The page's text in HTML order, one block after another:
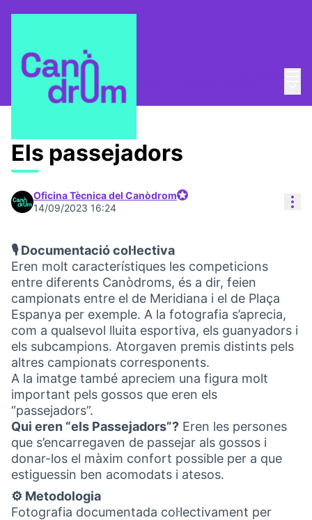
Taula de Memòries / 📸 Banc de memòria viva
Els passejadors
Oficina Tècnica del Canòdrom
14/09/2023 16:24
🎙️ Documentació col·lectiva
Eren molt característiques les competicions
entre diferents Canòdroms, és a dir, feien
campionats entre el de Meridiana i el de Plaça
Espanya per exemple. A la fotografia s’aprecia,
com a qualsevol lluita esportiva, els guanyadors i
els subcampions. Atorgaven premis distints pels
altres campionats corresponents.
A la imatge també apreciem una figura molt
important pels gossos que eren els
“passejadors”.
Qui eren “els Passejadors”? Eren les persones
que s’encarregaven de passejar als gossos i
donar-los el màxim confort possible per a que
estiguessin ben acomodats i atesos.
⚙️ Metodologia
Fotografia documentada col·lectivament per